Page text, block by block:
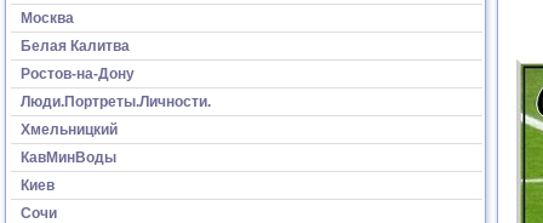
Москва
Белая Калитва
Ростов-на-Дону
Люди.Портреты.Личности.
Хмельницкий
КавМинВоды
Киев
Сочи